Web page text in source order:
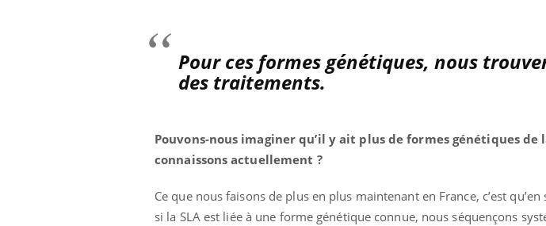
Pour ces formes génétiques, nous
des traitements.
Pouvons-nous imaginer qu’il y ait plus de formes génétiques
connaissons actuellement ?
Ce que nous faisons de plus en plus maintenant en France, c’est
si la SLA est liée à une forme génétique connue, nous séquençons